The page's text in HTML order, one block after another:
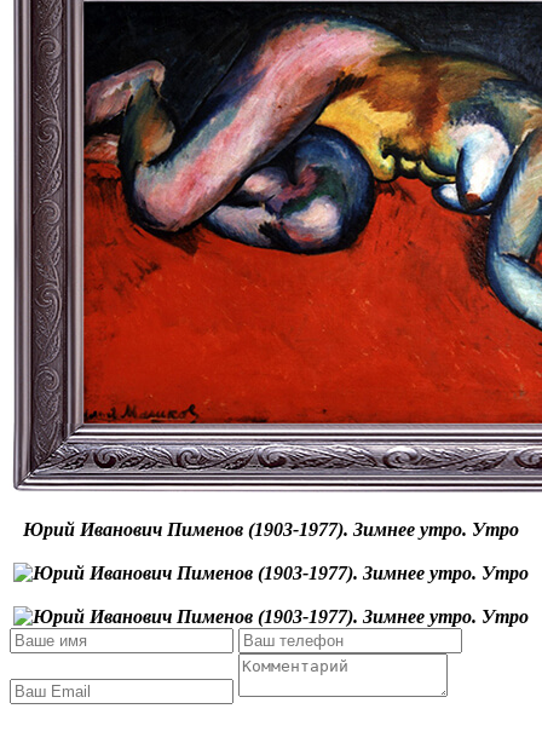
Юрий Иванович Пименов (1903-1977). Зимнее утро. Утро